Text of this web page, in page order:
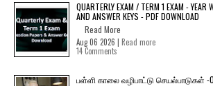
QUARTERLY EXAM / TERM 1 EXAM - YEAR
AND ANSWER KEYS - PDF DOWNLOAD
Read More
Aug 06 2026 | Read more
14 Comments
பள்ளி காலை வழிபாட்டு செயல்பாடுகள் -